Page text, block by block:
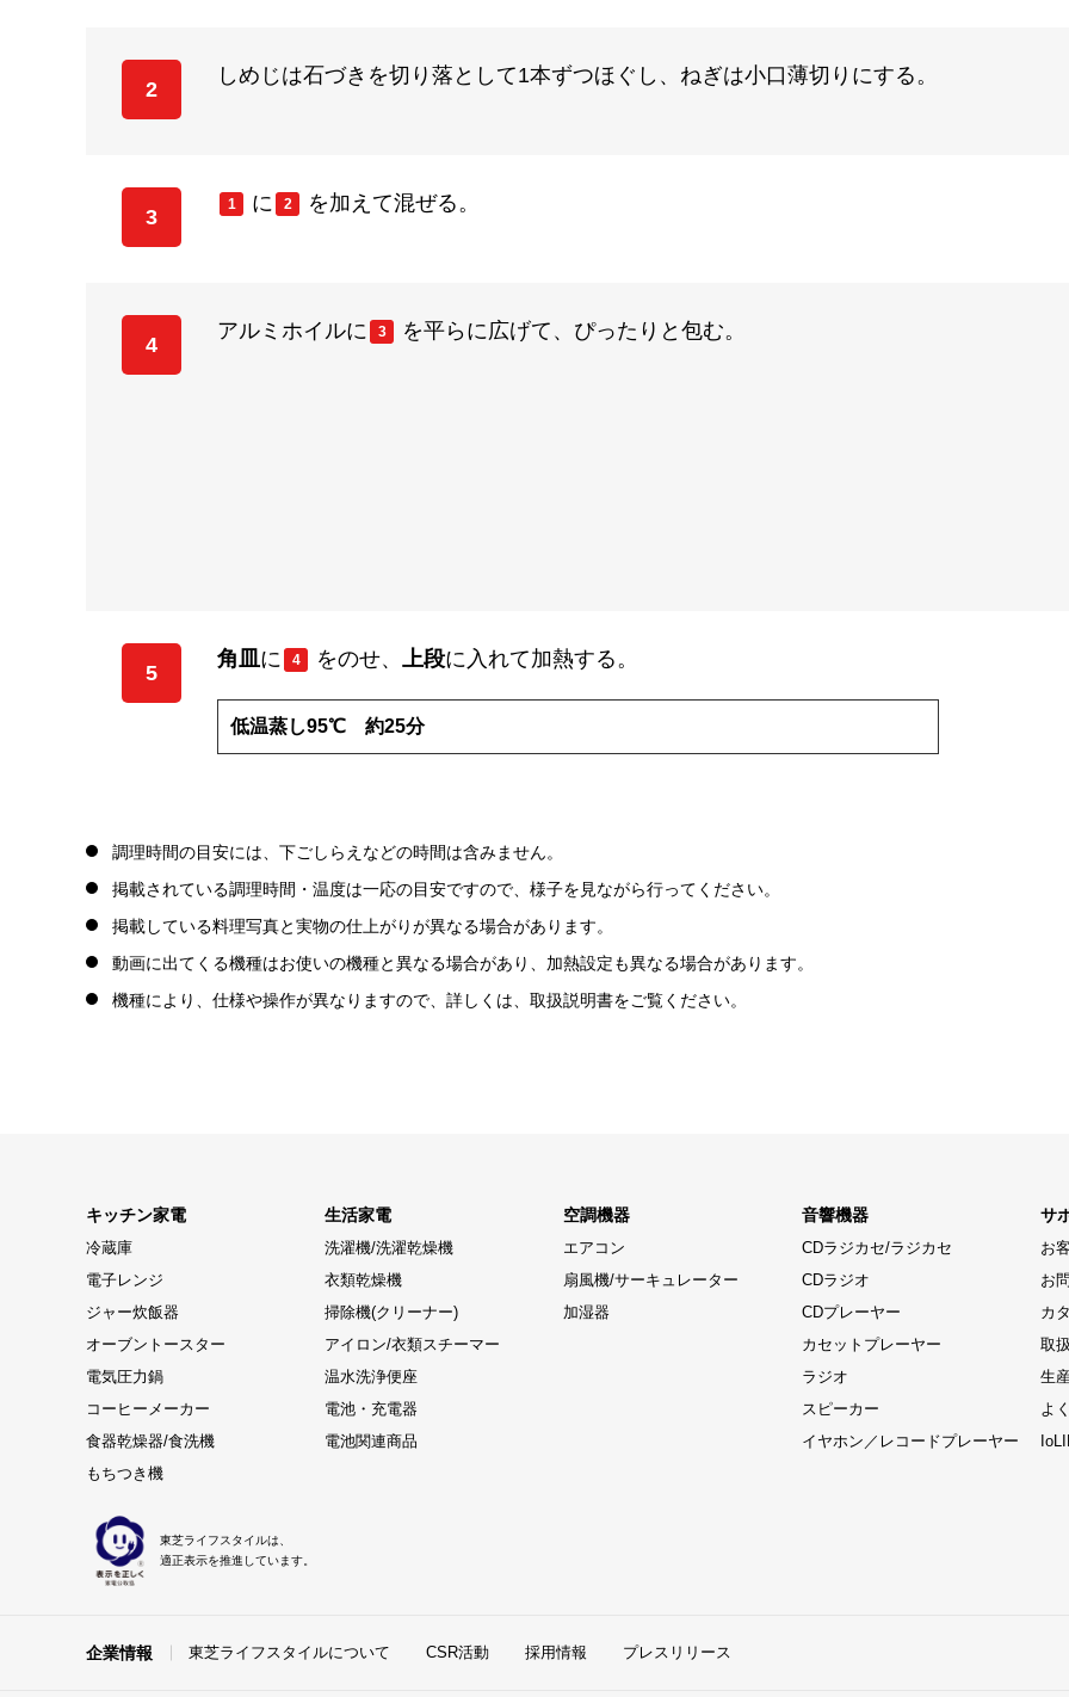
2
しめじは石づきを切り落として1本ずつほぐし、ねぎは小口薄切りにする。
3
1 に 2 を加えて混ぜる。
4
アルミホイルに 3 を平らに広げて、ぴったりと包む。
5
角皿 に 4 をのせ、 上段に入れて加熱する。
低温蒸し95℃ 約25分
調理時間の目安には、下ごしらえなどの時間は含みません。
掲載されている調理時間・温度は一応の目安ですので、様子を見ながら行ってください。
掲載している料理写真と実物の仕上がりが異なる場合があります。
動画に出てくる機種はお使いの機種と異なる場合があり、加熱設定も異なる場合があります。
機種により、仕様や操作が異なりますので、詳しくは、取扱説明書をご覧ください。
キッチン家電
冷蔵庫
電子レンジ
ジャー炊飯器
オーブントースター
電気圧力鍋
コーヒーメーカー
食器乾燥器/食洗機
もちつき機
生活家電
洗濯機/洗濯乾燥機
衣類乾燥機
掃除機(クリーナー)
アイロン/衣類スチーマー
温水洗浄便座
電池・充電器
電池関連商品
空調機器
エアコン
扇風機/サーキュレーター
加湿器
音響機器
CDラジカセ/ラジカセ
CDラジオ
CDプレーヤー
カセットプレーヤー
ラジオ
スピーカー
イヤホン／レコードプレーヤー
サ
お
お
カ
取
生
よ
東芝ライフスタイルは、
適正表示を推進しています。
企業情報 東芝ライフスタイルについて CSR活動 採用情報 プレスリリース